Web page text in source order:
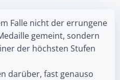
Falle nicht der errungene
gemeint, sondern
der höchsten Stufen
darüber, fast genauso